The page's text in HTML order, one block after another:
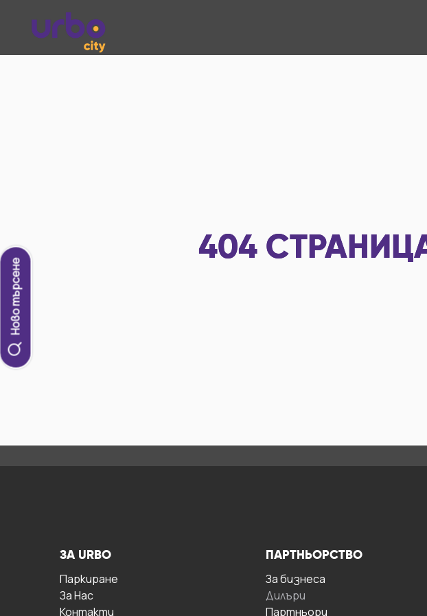
Ново търсене
404
ЗА URBO
Паркиране
За Hас
Контакти
ПАРТНЬОРСТВО
За бизнесa
Дилъри
Партньори